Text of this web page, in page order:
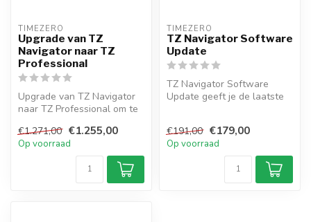
TIMEZERO
Upgrade van TZ
Navigator naar TZ
Professional
Upgrade van TZ Navigator
naar TZ Professional om te
sc...
€1.271,00 €1.255,00
Op voorraad
TIMEZERO
TZ Navigator Software
Update
TZ Navigator Software
Update geeft je de laatste
€191,00 €179,00
Op voorraad